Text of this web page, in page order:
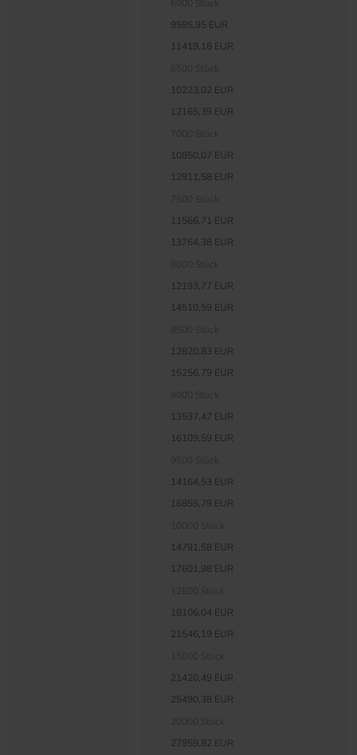
9595,95 EUR
11419,18 EUR
10223,02 EUR
12165,39 EUR
10850,07 EUR
12911,58 EUR
11566,71 EUR
13764,38 EUR
12193,77 EUR
14510,59 EUR
12820,83 EUR
15256,79 EUR
13537,47 EUR
16109,59 EUR
14164,53 EUR
16855,79 EUR
14791,58 EUR
17601,98 EUR
18106,04 EUR
21546,19 EUR
21420,49 EUR
25490,38 EUR
27959,82 EUR